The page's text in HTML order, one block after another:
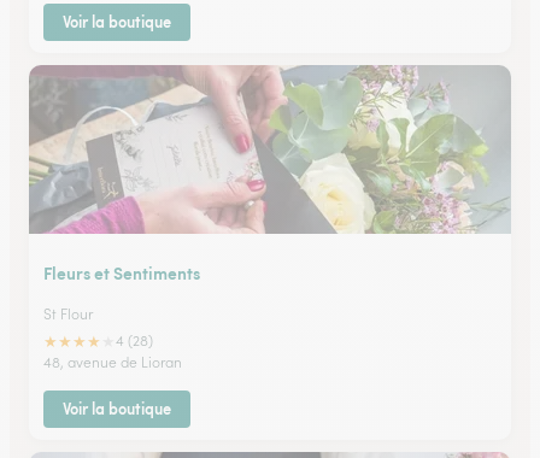
Voir la boutique
Fleurs et Sentiments
St Flour
★★★★
4 (28)
48, avenue de Lioran
Voir la boutique